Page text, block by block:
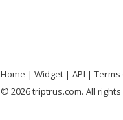
Home Widget API
Terms
© 2026 triptrus.com. All